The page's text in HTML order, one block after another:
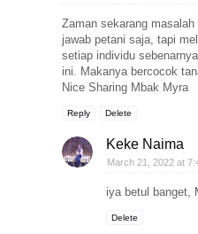
Zaman sekarang
jawab petani saja, tapi
setiap individu
ini. Makanya bercocok
Nice Sharing Mbak Myra
Reply Delete
Keke Naima
March 21, 2022 at
iya betul banget,
Delete